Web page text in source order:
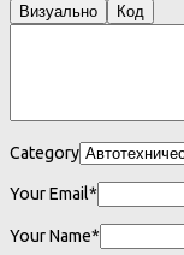
Визуально Код
Category
Your Email*
Your Name*